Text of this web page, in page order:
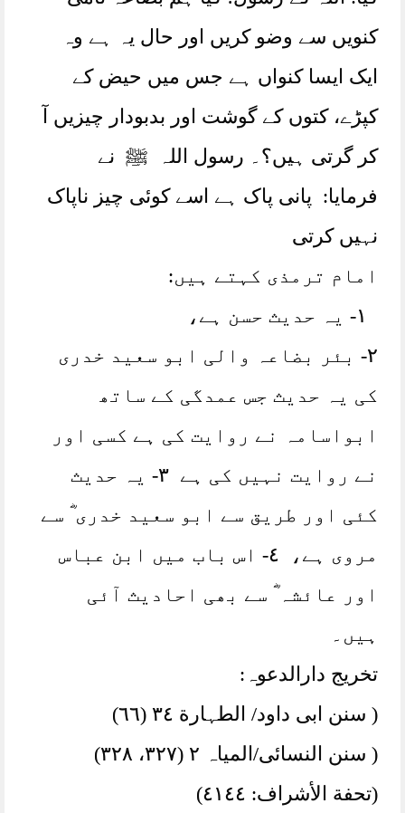
کنویں سے وضو کریں اور حال یہ ہے وہ
ایک ایسا کنواں ہے جس میں حیض کے
کپڑے، کتوں کے گوشت اور بدبودار چیزیں آ
کر گرتی ہیں؟۔ رسول اللہ ﷺ نے
فرمایا: پانی پاک ہے اسے کوئی چیز ناپاک
نہیں کرتی
امام ترمذی کہتے ہیں:
٢- بئر بضاعہ والی ابو سعید خدری
کی یہ حدیث جس عمدگی کے ساتھ
ابواسامہ نے روایت کی ہے کسی اور
نے روایت نہیں کی ہے ٣- یہ حدیث
کئی اور طریق سے ابو سعید خدری ؓ سے
مروی ہے، ٤- اس باب میں ابن عباس
اور عائشہ ؓ سے بھی احادیث آئی
ہیں۔
تخریج دارالدعوہ:
( سنن ابی داود/ الطہارة ٣٤ (٦٦)
( سنن النسائی/المیاہ ٢ (٣٢٧، ٣٢٨)
(تحفة الأشراف: ٤١٤٤)